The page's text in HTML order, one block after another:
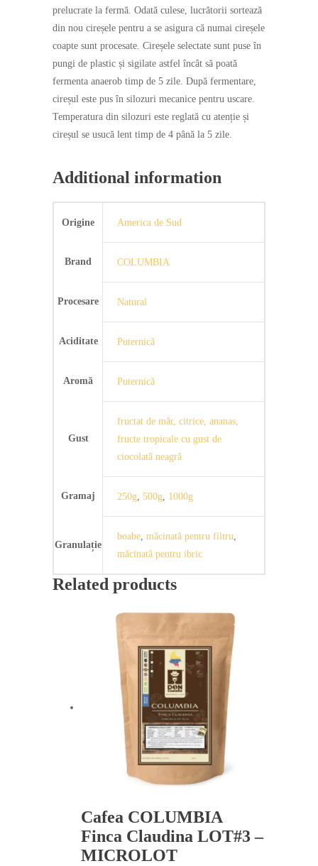
prelucrate la fermă. Odată culese, lucrătorii sortează
din nou cireșele pentru a se asigura că numai cireșele
coapte sunt procesate. Cireșele selectate sunt puse în
pungi de plastic și sigilate astfel încât să poată
fermenta anaerob timp de 5 zile. După fermentare,
cireșul este pus în silozuri mecanice pentru uscare.
Temperatura din silozuri este reglată cu atenție și
cireșul se usucă lent timp de 4 până la 5 zile.
Additional information
Origine America de Sud
Brand COLUMBIA
Procesare Natural
Aciditate Puternică
Aromă Puternică
Gust
fructat de măr, citrice, ananas,
fructe tropicale cu gust de
ciocolată neagră
Gramaj 250g, 500g, 1000g
Granulație
boabe, măcinată pentru filtru,
măcinată pentru ibric
Related products
Cafea COLUMBIA
Finca Claudina LOT#3 –
MICROLOT